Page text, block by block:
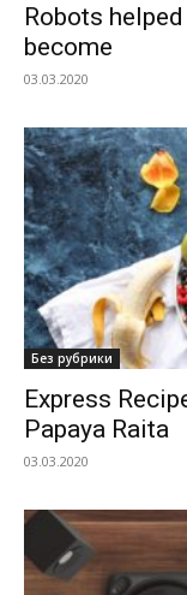
Robots
become
03.03.2020
Без рубрики
Express
Papaya Raita
03.03.2020